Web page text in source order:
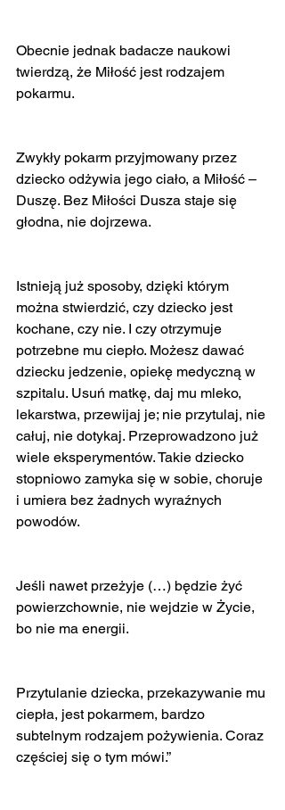
Obecnie jednak badacze naukowi
twierdzą, że Miłość jest rodzajem
pokarmu.
Zwykły pokarm przyjmowany przez
dziecko odżywia jego ciało, a Miłość –
Duszę. Bez Miłości Dusza staje się
głodna, nie dojrzewa.
Istnieją już sposoby, dzięki którym
można stwierdzić, czy dziecko jest
kochane, czy nie. I czy otrzymuje
potrzebne mu ciepło. Możesz dawać
dziecku jedzenie, opiekę medyczną w
szpitalu. Usuń matkę, daj mu mleko,
lekarstwa, przewijaj je; nie przytulaj, nie
całuj, nie dotykaj. Przeprowadzono już
wiele eksperymentów. Takie dziecko
stopniowo zamyka się w sobie, choruje
i umiera bez żadnych wyraźnych
powodów.
Jeśli nawet przeżyje (…) będzie żyć
powierzchownie, nie wejdzie w Życie,
bo nie ma energii.
Przytulanie dziecka, przekazywanie mu
ciepła, jest pokarmem, bardzo
subtelnym rodzajem pożywienia. Coraz
częściej się o tym mówi.”